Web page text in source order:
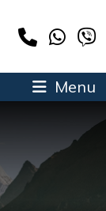
Menu